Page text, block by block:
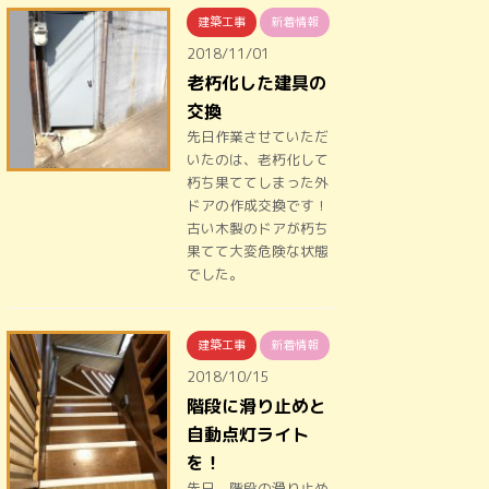
建築工事 新着情報
2018/11/01
老朽化した建具の
交換
先日作業させていただ
いたのは、老朽化して
朽ち果ててしまった外
ドアの作成交換です！
古い木製のドアが朽ち
果てて大変危険な状態
でした。
建築工事 新着情報
2018/10/15
階段に滑り止めと
自動点灯ライト
を！